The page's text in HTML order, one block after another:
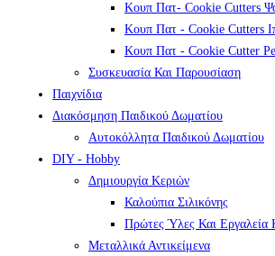
Κουπ Πατ- Cookie Cutters
Κουπ Πατ - Cookie Cutters
Κουπ Πατ - Cookie Cutter
Συσκευασία Και Παρουσίαση
Παιχνίδια
Διακόσμηση Παιδικού Δωματίου
Αυτοκόλλητα Παιδικού Δωματίου
DIY - Hobby
Δημιουργία Κεριών
Καλούπια Σιλικόνης
Πρώτες Ύλες Και Εργαλεία
Μεταλλικά Αντικείμενα